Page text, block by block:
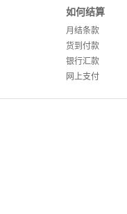
如何结算
月结条款
货到付款
银行汇款
网上支付